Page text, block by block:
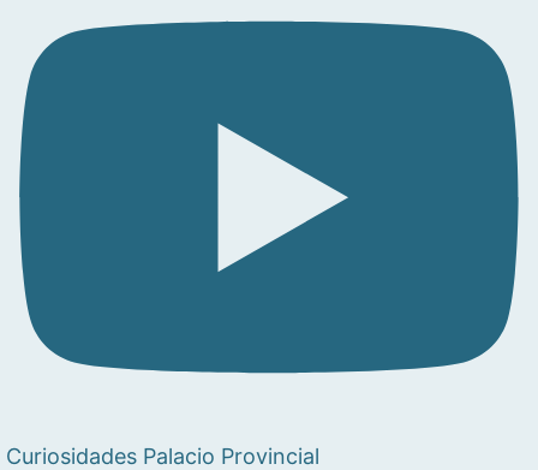
Curiosidades Palacio Provincial